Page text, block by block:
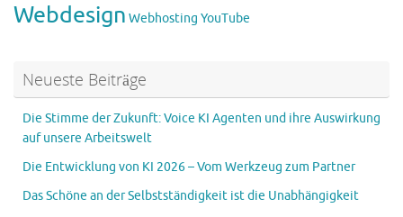
Webdesign Webhosting YouTube
Neueste Beiträge
Die Stimme der Zukunft: Voice KI Agenten und ihre Auswirkung
auf unsere Arbeitswelt
Die Entwicklung von KI 2026 – Vom Werkzeug zum Partner
Das Schöne an der Selbstständigkeit ist die Unabhängigkeit